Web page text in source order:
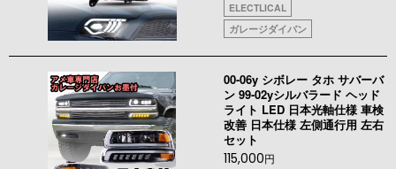
ELECTLICAL
ガレージダイバン
00-06y シボレー タホ サバーバ
ン 99-02yシルバラード ヘッド
ライト LED 日本光軸仕様 車検
改善 日本仕様 左側通行用 左右
セット
115,000円